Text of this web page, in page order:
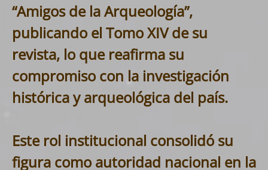
“Amigos de la Arqueología”,
publicando el Tomo XIV de su
revista, lo que reafirma su
compromiso con la investigación
histórica y arqueológica del país.
Este rol institucional consolidó su
figura como autoridad nacional en la